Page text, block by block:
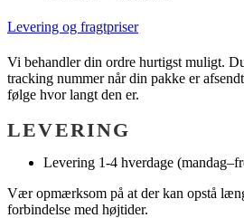
Levering og fragtpriser
Vi behandler din ordre hurtigst muligt.
tracking nummer når din pakke er
følge hvor langt den er.
LEVERING
Levering 1-4 hverdage
Vær opmærksom på at der kan opstå
forbindelse med højtider.